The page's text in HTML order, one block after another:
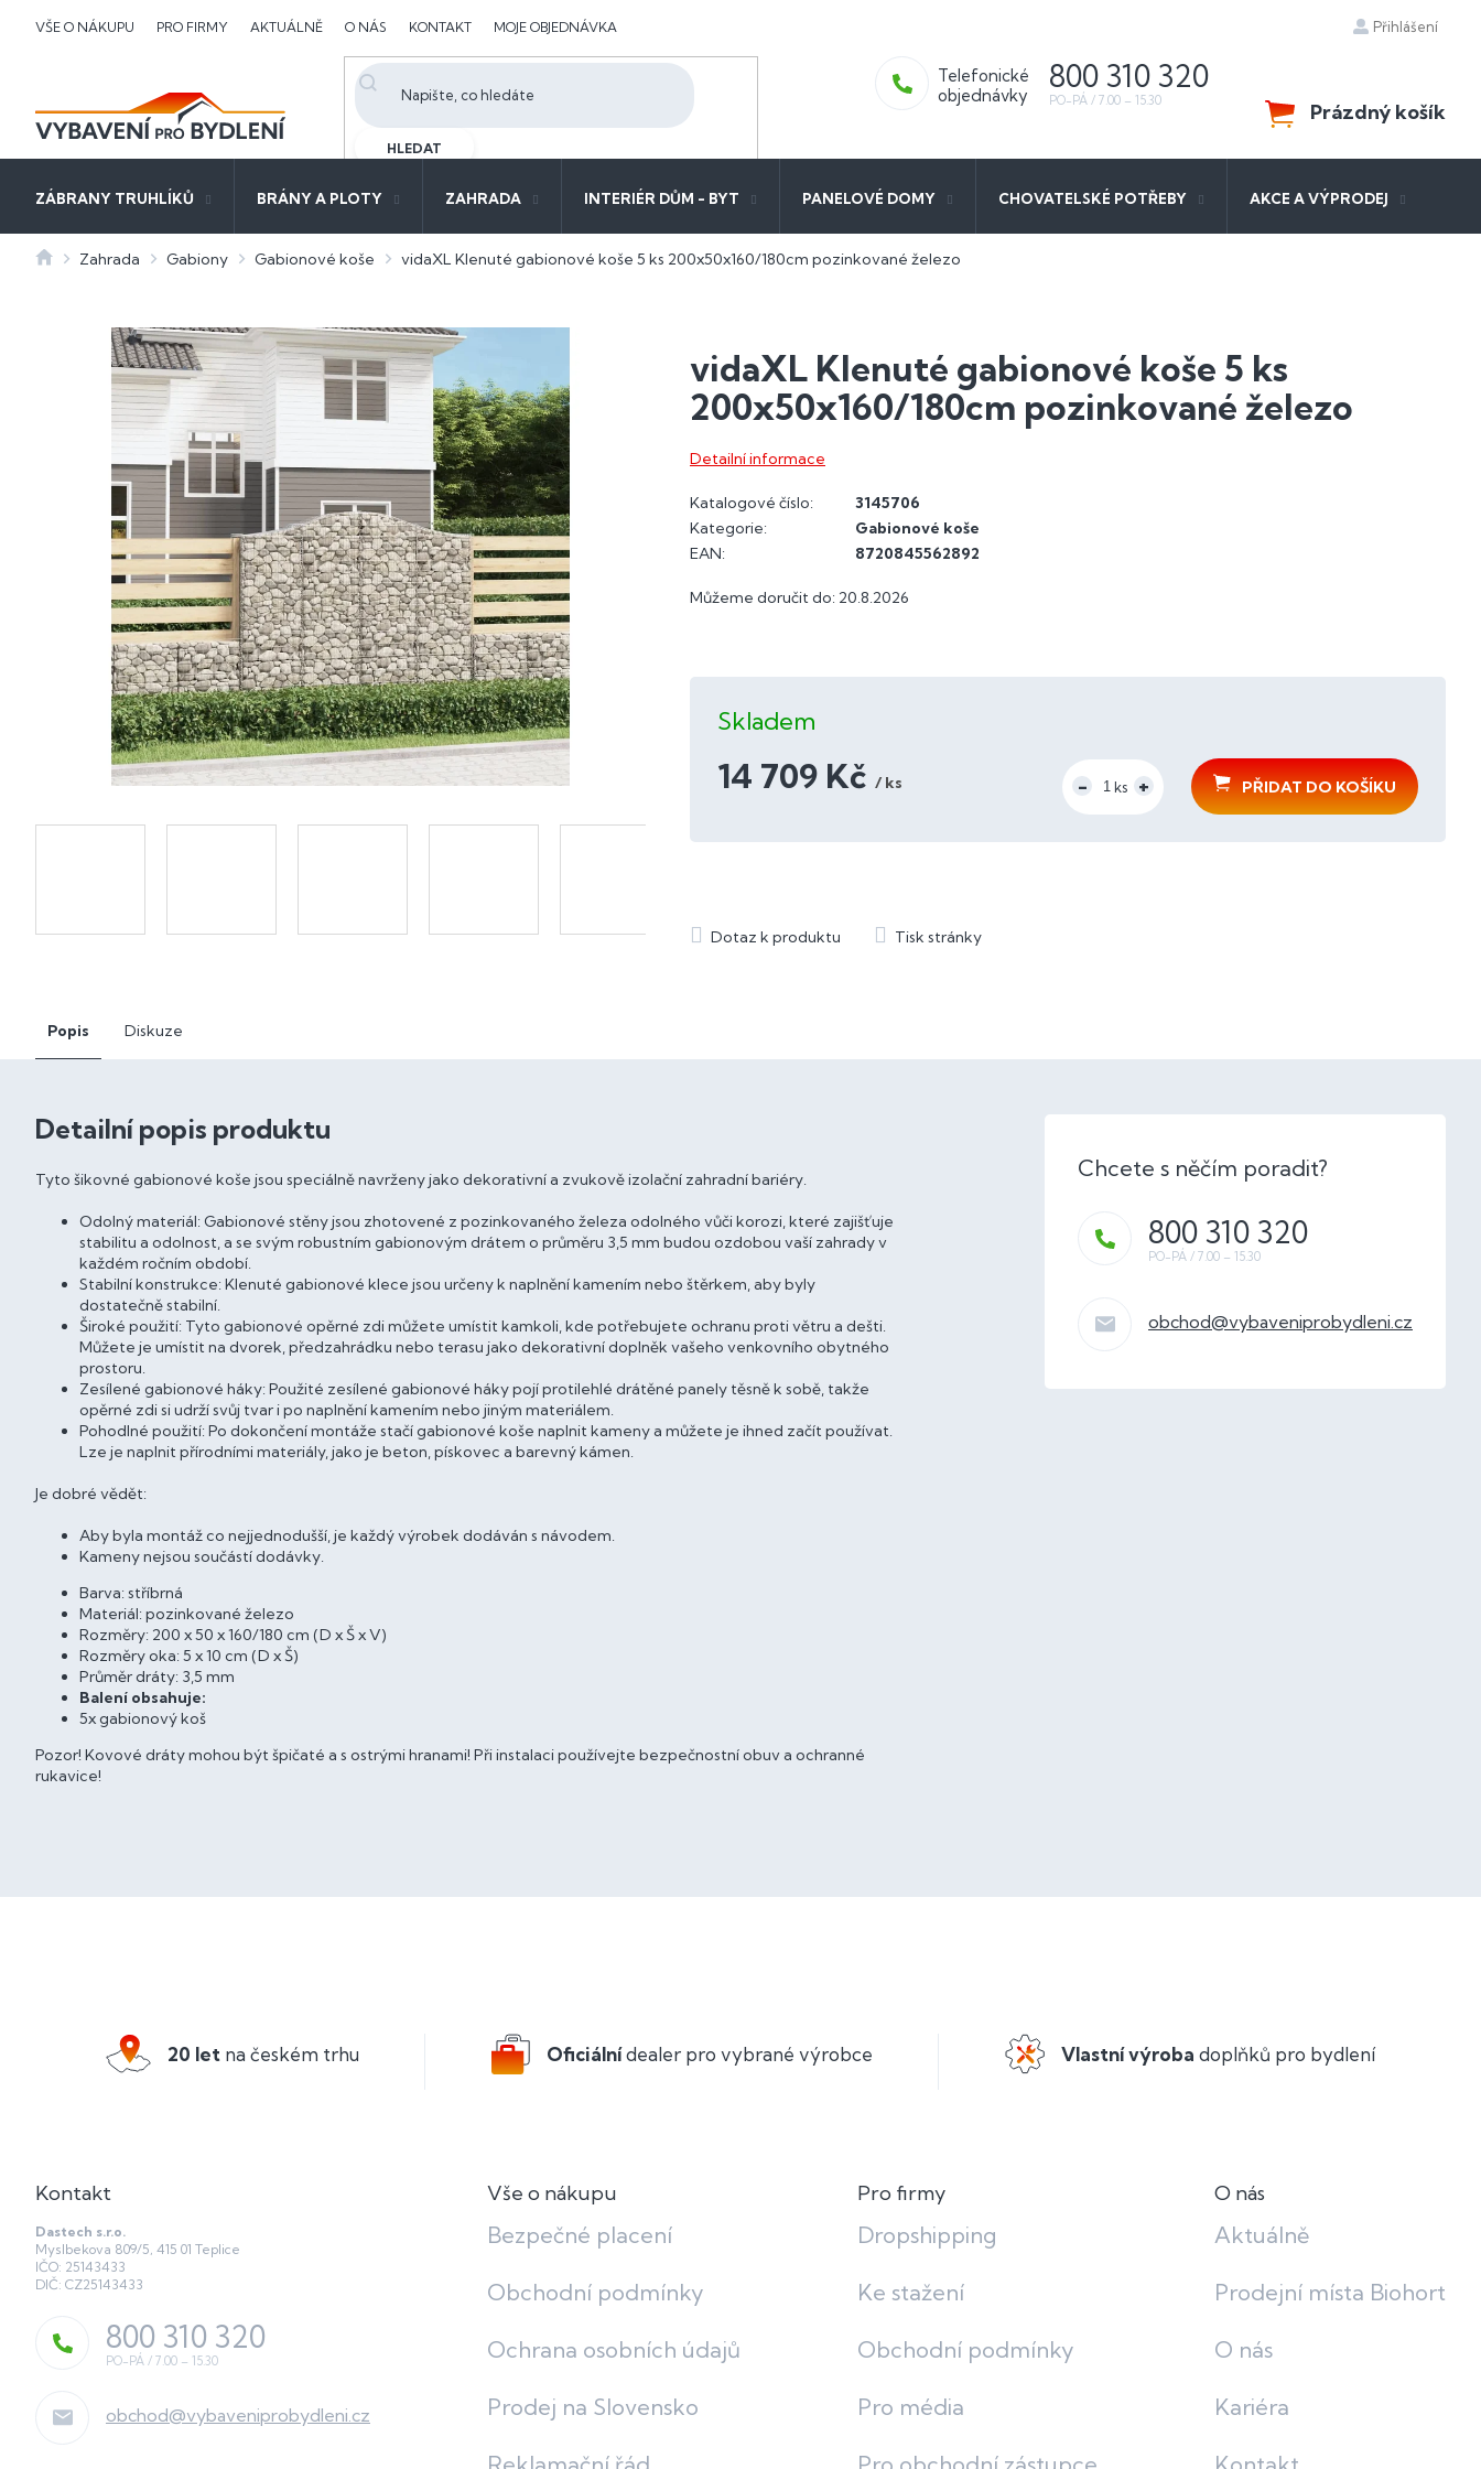
VŠE O NÁKUPU PRO FIRMY AKTUÁLNĚ O NÁS KONTAKT MOJE OBJEDNÁVKA Přihlášení
HLEDAT
800 310 320
NÁKUPNÍ
KOŠÍK
Prázdný košík
ZÁBRANY TRUHLÍKŮ BRÁNY A PLOTY ZAHRADA INTERIÉR DŮM - BYT PANELOVÉ DOMY CHOVATELSKÉ POTŘEBY AKCE A VÝPRODEJ
DomůZahrada Gabiony Gabionové koše vidaXL Klenuté gabionové koše 5 ks 200x50x160/180cm pozinkované železo
vidaXL Klenuté gabionové koše 5 ks
200x50x160/180cm pozinkované železo
Můžeme doručit do: 20.8.2026
Skladem
14 709 Kč / ks
PŘIDAT DO KOŠÍKU
Detailní informace
Katalogové číslo:
3145706
Kategorie:
Gabionové koše
EAN: 8720845562892
Popis Diskuze
Detailní popis produktu
Tyto šikovné gabionové koše jsou speciálně navrženy jako dekorativní a zvukově izolační zahradní bariéry.
Odolný materiál: Gabionové stěny jsou zhotovené z pozinkovaného železa odolného vůči korozi, které zajišťuje
stabilitu a odolnost, a se svým robustním gabionovým drátem o průměru 3,5 mm budou ozdobou vaší zahrady v
každém ročním období.
Stabilní konstrukce: Klenuté gabionové klece jsou určeny k naplnění kamením nebo štěrkem, aby byly
dostatečně stabilní.
Široké použití: Tyto gabionové opěrné zdi můžete umístit kamkoli, kde potřebujete ochranu proti větru a dešti.
Můžete je umístit na dvorek, předzahrádku nebo terasu jako dekorativní doplněk vašeho venkovního obytného
prostoru.
Zesílené gabionové háky: Použité zesílené gabionové háky pojí protilehlé drátěné panely těsně k sobě, takže
opěrné zdi si udrží svůj tvar i po naplnění kamením nebo jiným materiálem.
Pohodlné použití: Po dokončení montáže stačí gabionové koše naplnit kameny a můžete je ihned začít používat.
Lze je naplnit přírodními materiály, jako je beton, pískovec a barevný kámen.
Je dobré vědět:
Aby byla montáž co nejjednodušší, je každý výrobek dodáván s návodem.
Kameny nejsou součástí dodávky.
Barva: stříbrná
Materiál: pozinkované železo
Rozměry: 200 x 50 x 160/180 cm (D x Š x V)
Rozměry oka: 5 x 10 cm (D x Š)
Průměr dráty: 3,5 mm
Balení obsahuje:
5x gabionový koš
Pozor! Kovové dráty mohou být špičaté a s ostrými hranami! Při instalaci používejte bezpečnostní obuv a ochranné
rukavice!
obchod@vybaveniprobydleni.cz
800 310 320
20 let na českém trhu Oficiálnídealer pro vybrané výrobce Vlastní výroba doplňků pro bydlení
Kontakt
Dastech s.r.o.
Myslbekova 809/5, 415 01 Teplice
IČO: 25143433
DIČ: CZ25143433
obchod@vybaveniprobydleni.cz
800 310 320
Vše o nákupu
Bezpečné placení
Obchodní podmínky
Ochrana osobních údajů
Prodej na Slovensko
Pro firmy
Dropshipping
Ke stažení
Obchodní podmínky
Pro média
O nás
Aktuálně
Prodejní místa Biohort
O nás
Kariéra